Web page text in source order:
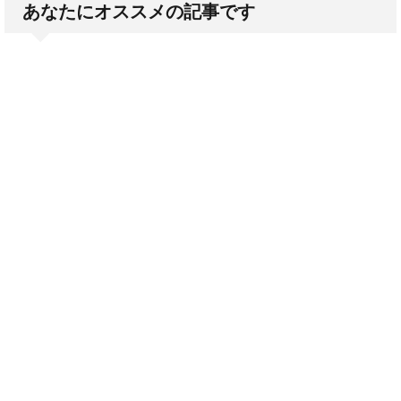
あなたにオススメの記事です